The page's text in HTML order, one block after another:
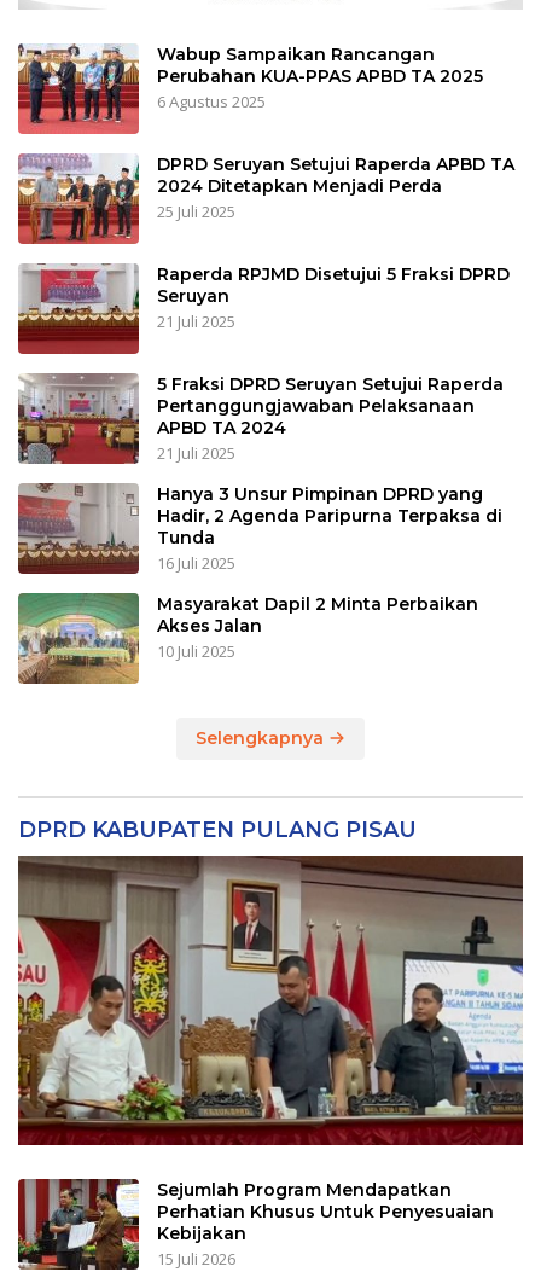
Wabup Sampaikan Rancangan
Perubahan KUA-PPAS APBD TA 2025
6 Agustus 2025
DPRD Seruyan Setujui Raperda APBD TA
2024 Ditetapkan Menjadi Perda
25 Juli 2025
Raperda RPJMD Disetujui 5 Fraksi DPRD
Seruyan
21 Juli 2025
5 Fraksi DPRD Seruyan Setujui Raperda
Pertanggungjawaban Pelaksanaan
APBD TA 2024
21 Juli 2025
Hanya 3 Unsur Pimpinan DPRD yang
Hadir, 2 Agenda Paripurna Terpaksa di
Tunda
16 Juli 2025
Masyarakat Dapil 2 Minta Perbaikan
Akses Jalan
10 Juli 2025
Selengkapnya
DPRD KABUPATEN PULANG PISAU
Sejumlah Program Mendapatkan
Perhatian Khusus Untuk Penyesuaian
Kebijakan
15 Juli 2026